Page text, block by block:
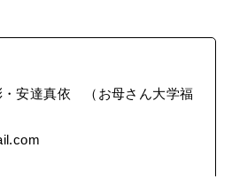
安達真依 （お母さん大学福